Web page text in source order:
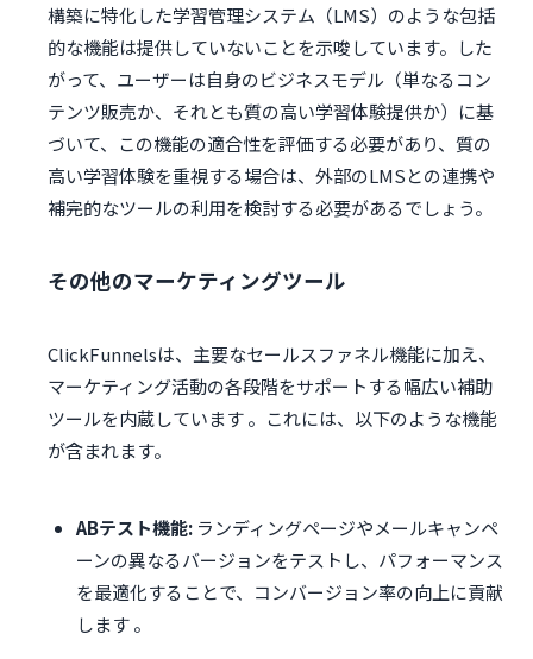
構築に特化した学習管理システム（LMS）のような包括
的な機能は提供していないことを示唆しています。した
がって、ユーザーは自身のビジネスモデル（単なるコン
テンツ販売か、それとも質の高い学習体験提供か）に基
づいて、この機能の適合性を評価する必要があり、質の
高い学習体験を重視する場合は、外部のLMSとの連携や
補完的なツールの利用を検討する必要があるでしょう。
その他のマーケティングツール
ClickFunnelsは、主要なセールスファネル機能に加え、
マーケティング活動の各段階をサポートする幅広い補助
ツールを内蔵しています 。これには、以下のような機能
が含まれます。
ABテスト機能: ランディングページやメールキャンペ
ーンの異なるバージョンをテストし、パフォーマンス
を最適化することで、コンバージョン率の向上に貢献
します 。